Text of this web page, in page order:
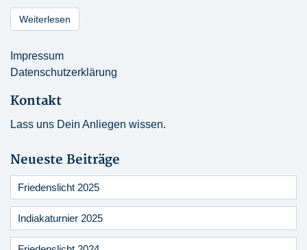
Weiterlesen
Impressum
Datenschutzerklärung
Kontakt
Lass uns Dein Anliegen wissen.
Neueste Beiträge
Friedenslicht 2025
Indiakaturnier 2025